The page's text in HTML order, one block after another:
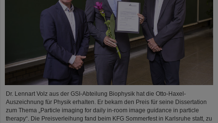
Dr. Lennart Volz aus der GSI-Abteilung Biophysik hat die Otto-Haxel-
Auszeichnung für Physik erhalten. Er bekam den Preis für seine Dissertation
zum Thema „Particle imaging for daily in-room image guidance in particle
therapy“. Die Preisverleihung fand beim KFG Sommerfest in Karlsruhe statt, zu